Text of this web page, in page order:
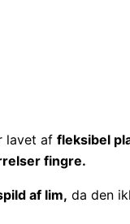
lavet affleksibel
fingre.
af lim, da den